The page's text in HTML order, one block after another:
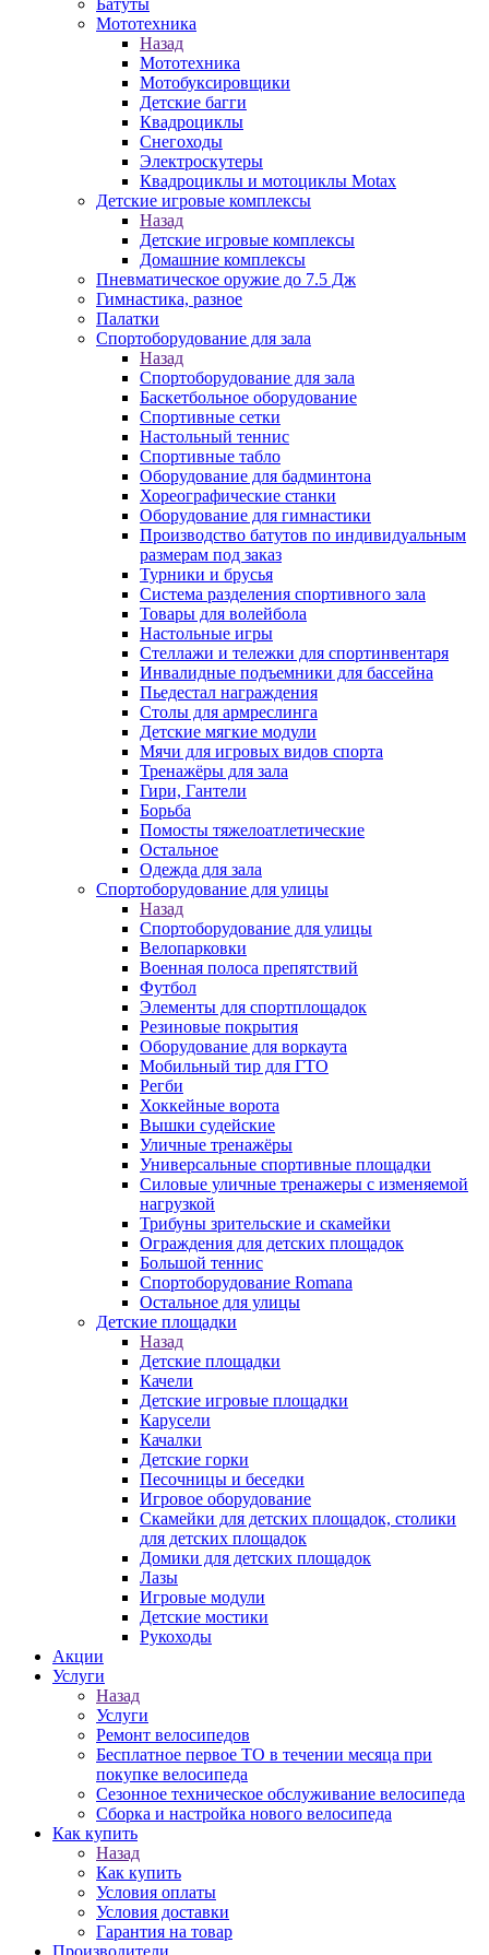
Батуты
Мототехника
Назад
Мототехника
Мотобуксировщики
Детские багги
Квадроциклы
Снегоходы
Электроскутеры
Квадроциклы и мотоциклы Motax
Детские игровые комплексы
Назад
Детские игровые комплексы
Домашние комплексы
Пневматическое оружие до 7.5 Дж
Гимнастика, разное
Палатки
Спортоборудование для зала
Назад
Спортоборудование для зала
Баскетбольное оборудование
Спортивные сетки
Настольный теннис
Спортивные табло
Оборудование для бадминтона
Хореографические станки
Оборудование для гимнастики
Производство батутов по индивидуальным
размерам под заказ
Турники и брусья
Система разделения спортивного зала
Товары для волейбола
Настольные игры
Стеллажи и тележки для спортинвентаря
Инвалидные подъемники для бассейна
Пьедестал награждения
Столы для армреслинга
Детские мягкие модули
Мячи для игровых видов спорта
Тренажёры для зала
Гири, Гантели
Борьба
Помосты тяжелоатлетические
Остальное
Одежда для зала
Спортоборудование для улицы
Назад
Спортоборудование для улицы
Велопарковки
Военная полоса препятствий
Футбол
Элементы для спортплощадок
Резиновые покрытия
Оборудование для воркаута
Мобильный тир для ГТО
Регби
Хоккейные ворота
Вышки судейские
Уличные тренажёры
Универсальные спортивные площадки
Силовые уличные тренажеры с изменяемой
нагрузкой
Трибуны зрительские и скамейки
Ограждения для детских площадок
Большой теннис
Спортоборудование Romana
Остальное для улицы
Детские площадки
Назад
Детские площадки
Качели
Детские игровые площадки
Карусели
Качалки
Детские горки
Песочницы и беседки
Игровое оборудование
Скамейки для детских площадок, столики
для детских площадок
Домики для детских площадок
Лазы
Игровые модули
Детские мостики
Рукоходы
Акции
Услуги
Назад
Услуги
Ремонт велосипедов
Бесплатное первое ТО в течении месяца при
покупке велосипеда
Сезонное техническое обслуживание велосипеда
Сборка и настройка нового велосипеда
Как купить
Назад
Как купить
Условия оплаты
Условия доставки
Гарантия на товар
Производители